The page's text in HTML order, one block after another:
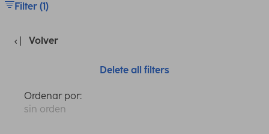
Filter (1)
Volver
Delete all filters
Ordenar por:
sin orden